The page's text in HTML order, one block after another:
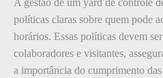
políticas claras sobre quem pode
horários. Essas políticas devem
colaboradores e visitantes,
a importância do cumprimento